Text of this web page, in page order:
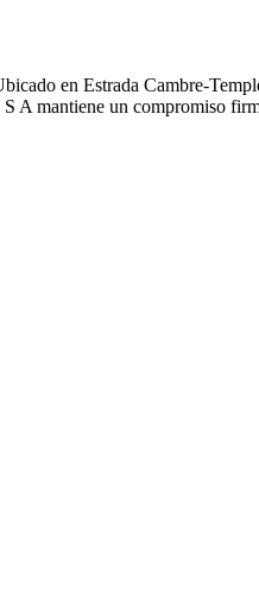
en Estrada Cambre-
A mantiene un compromiso